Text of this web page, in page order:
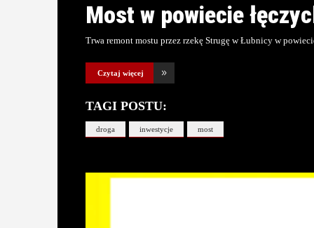
Most w powiecie
Trwa remont mostu przez rzekę Strugę w Łubnicy w
Czytaj więcej
TAGI POSTU:
droga inwestycje most